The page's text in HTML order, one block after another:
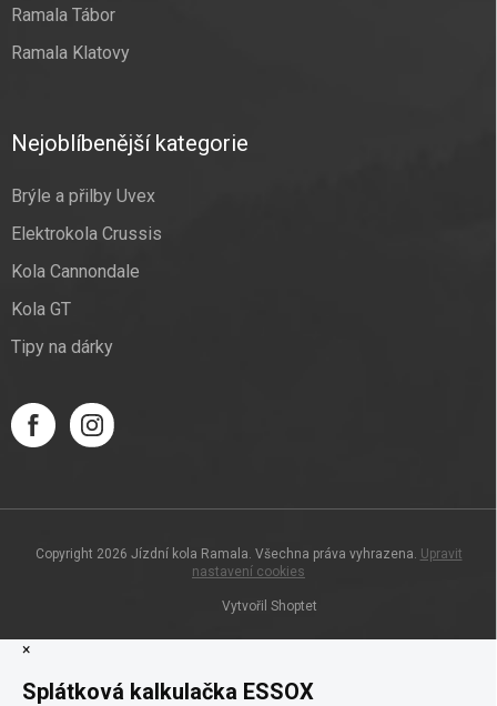
Ramala Tábor
Ramala Klatovy
Nejoblíbenější kategorie
Brýle a přilby Uvex
Elektrokola Crussis
Kola Cannondale
Kola GT
Tipy na dárky
Vytvořil Shoptet
Copyright 2026 Jízdní kola Ramala. Všechna práva vyhrazena. Upravit
nastavení cookies
×
Splátková kalkulačka ESSOX